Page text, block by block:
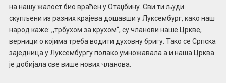
на нашу жалост био враћен у Отаџбину. Сви ти људи
скупљени из разних крајева дошавши у Луксембург, како наш
народ каже: ,,трбухом за крухом“, су чланови наше Цркве,
верници о којима треба водити духовну бригу. Тако се Српска
заједница у Луксембургу полако умножавала а и наша Црква
је добијала све више нових чланова.